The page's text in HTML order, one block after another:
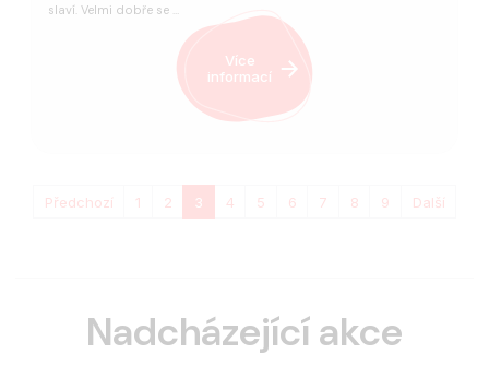
slaví. Velmi dobře se …
Více
informací
Předchozí 1 2 3 4 5 6 7 8 9 Další
Nadcházející akce